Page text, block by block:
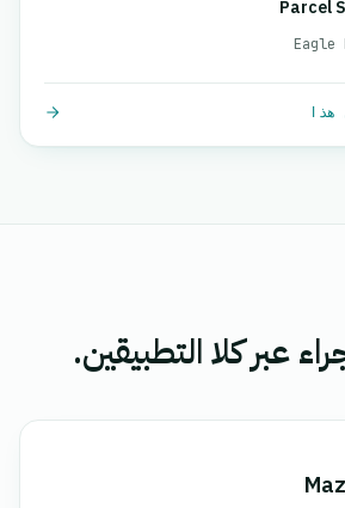
Parcel
هذا
عبر كلا التطبيقين.